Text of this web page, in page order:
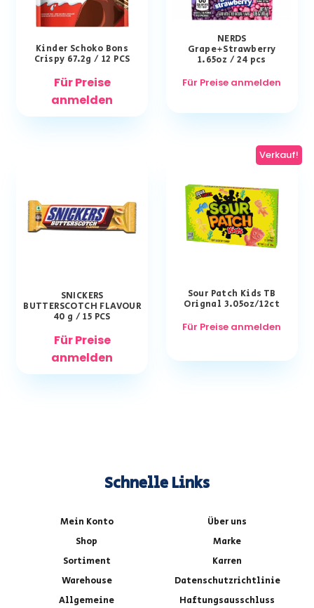
Kinder Schoko Bons
Crispy 67.2g / 12 PCS
Für Preise
anmelden
NERDS
Grape+Strawberry
1.65oz / 24 pcs
Für Preise anmelden
SNICKERS
BUTTERSCOTCH FLAVOUR
40 g / 15 PCS
Für Preise
anmelden
Verkauf!
Sour Patch Kids TB
Orignal 3.05oz/12ct
Für Preise anmelden
Schnelle Links
Mein Konto
Über uns
Shop
Marke
Sortiment
Karren
Warehouse
Datenschutzrichtlinie
Allgemeine
Haftungsausschluss